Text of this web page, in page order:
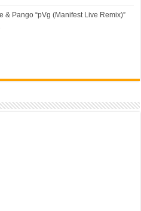
& Pango “pVg (Manifest Live Remix)”